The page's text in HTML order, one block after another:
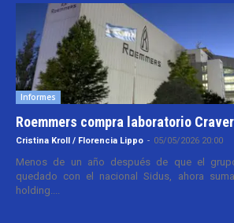
Informes
Roemmers compra laboratorio
Cristina Kroll / Florencia Lippo - 05/05/2026 20:00
Menos de un año después de que el
quedado con el nacional Sidus, ahora
holding....